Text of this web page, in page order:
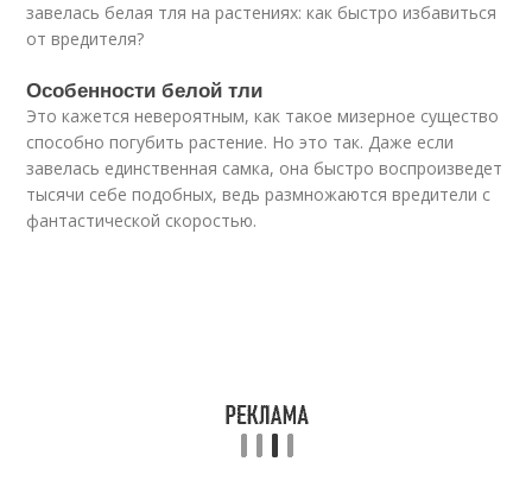
завелась белая тля на растениях: как быстро избавиться
от вредителя?
Особенности белой тли
Это кажется невероятным, как такое мизерное существо
способно погубить растение. Но это так. Даже если
завелась единственная самка, она быстро воспроизведет
тысячи себе подобных, ведь размножаются вредители с
фантастической скоростью.